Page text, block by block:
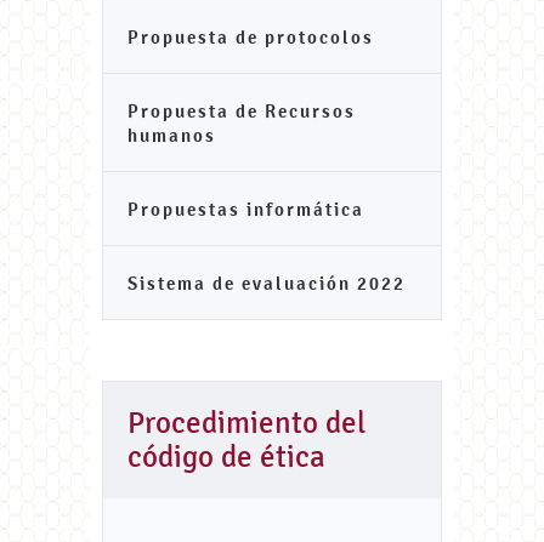
Propuesta de protocolos
Propuesta de Recursos
humanos
Propuestas informática
Sistema de evaluación 2022
Procedimiento del
código de ética